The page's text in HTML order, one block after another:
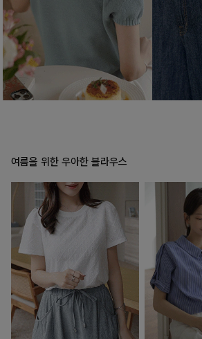
여름을 위한 우아한 블라우스